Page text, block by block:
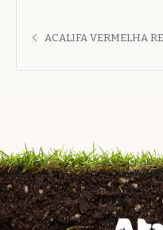
ACALIFA VERMELHA